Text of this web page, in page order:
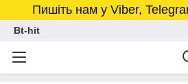
Пишіть нам у Viber,
Bt-hit